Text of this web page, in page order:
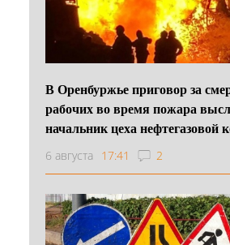
В Оренбуржье приговор за
рабочих во время пожара
начальник цеха нефтегазовой
6 августа 17:41 2